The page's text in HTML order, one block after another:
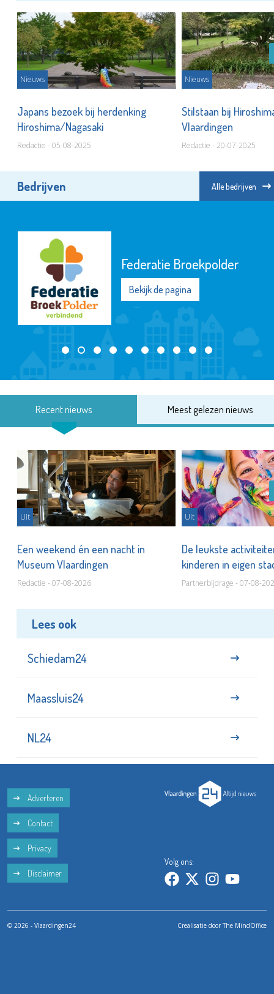
Nieuws
Japans bezoek bij herdenking
Hiroshima/Nagasaki
Redactie - 05-08-2025
Nieuws
Stilstaan bij
Vlaardingen
Redactie - 20-07-2025
Bedrijven Alle bedrijven
Federatie Broekpolder
Bekijk de pagina
Recent nieuws Meest gelezen nieuws
Uit
Een weekend én een nacht in
Museum Vlaardingen
Redactie - 07-08-2026
Uit
De leukste
kinderen in eigen
Partnerbijdrage - 07-08-
Lees ook
Schiedam24
Maassluis24
NL24
Adverteren
Contact
Privacy
Disclaimer
Volg ons:
© 2026 - Vlaardingen24 Crealisatie doorThe MindOffice